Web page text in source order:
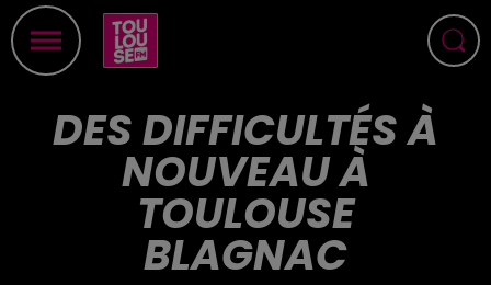
DES DIFFICULTÉS À
NOUVEAU À
TOULOUSE
BLAGNAC